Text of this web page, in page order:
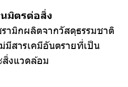
มิตรต่อสิ่ง
รามิกผลิตจากวัสดุธรรมชาติ
มีสารเคมีอันตรายที่เป็น
งแวดล้อม